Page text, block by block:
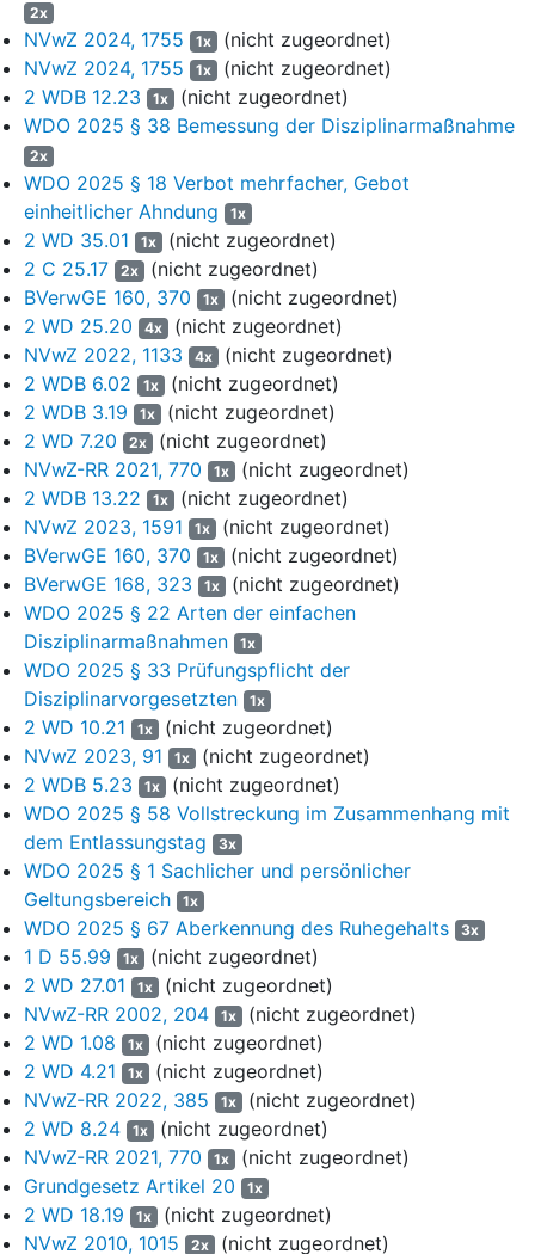
7
Die Äußerungen gemäß Anschuldigungspunkt 1 brächten
objektiv zum Ausdruck, dass er die Existenz der
Bundesrepublik Deutschland verneine. Nach Überzeugung der
Kammer seien sie von einer entsprechenden inneren
Überzeugung getragen. Soweit der frühere Soldat sie
vorgerichtlich als Ausfluss seines geschichtlichen Interesses
und seines Rechts als Staatsbürger, alles zu hinterfragen, zu
erklären versucht habe, sei dies unglaubhaft. Denn der Zeuge
Hauptmann d.R. A habe ohne Belastungseifer bekundet, dass
der frühere Soldat seine Äußerungen nicht habe zur
Diskussion stellen oder die Ansicht des Zeugen als Historiker
dazu habe einholen wollen. Ebenso wenig habe der frühere
Soldat sie interessehalber besprechen wollen oder sich
fragend an ihn gewandt. Die Äußerungen hätten seine Meinung
dargestellt. Es sei auch kein plausibler Grund ersichtlich,
weshalb ein Soldat, der geschworen habe, der Bundesrepublik
Deutschland treu zu dienen, gegenüber einem anderen
Soldaten solche Bemerkungen machen sollte, wenn er davon
nicht überzeugt sei. Es spreche nichts dafür, dass sie als
Provokation gemeint gewesen seien oder es sich um
einmalige, unüberlegte oder auf Unreife beruhende
Äußerungen gehandelt habe, durch die aus Naivität nur der
irrige Eindruck einer hohen Identifikation mit
verfassungswidrigem Gedankengut vermittelt worden sei. Der
frühere Soldat sei als Akademiker und Offizier in der Lage
gewesen, seine Äußerungen insbesondere im dienstlichen
Bereich reflektiert zu tätigen. Ein weiteres Indiz für seine
verfassungsfeindliche Einstellung seien seine Äußerungen
gemäß Anschuldigungspunkt 2. Die Anhaltspunkte für eine
Kongruenz von objektivem Erklärungswert und innerer
Einstellung seien so gewichtig, dass seinen vorgerichtlichen
Beteuerungen der Verfassungstreue nicht gefolgt werden
könne.
8
Ausgangspunkt der Zumessungserwägungen sei wegen
der verfassungsfeindlichen Gesinnung des früheren
Soldaten die Höchstmaßnahme. Davon sei auf der zweiten
Bemessungsstufe nicht abzuweichen. Der frühere Soldat sei
Vorgesetzter gewesen und habe als Offizier eine
herausgehobene Stellung gehabt. Die Verstöße seien
wiederholt und einschlägig gewesen. Das Dienstvergehen
habe nachteilige Auswirkungen auf den Dienstbetrieb gehabt,
weil der frühere Soldat wegen des deshalb verfügten
Dienstausübungsverbots seinem Dienstherrn drei Monate lang
nicht zur Verfügung gestanden habe. Da die Höchstmaßnahme
im Raum stehe, könnten seine soliden dienstlichen Leistungen
und die überlange Verfahrensdauer keine mildernde Wirkung
2x
NVwZ 2024, 1755 1x (nicht zugeordnet)
NVwZ 2024, 1755
1x (nicht zugeordnet)
2 WDB 12.23
1x (nicht zugeordnet)
WDO 2025 § 38 Bemessung der Disziplinarmaßnahme
2x
WDO 2025 § 18 Verbot mehrfacher, Gebot
einheitlicher Ahndung
1x
2 WD 35.01 1x (nicht zugeordnet)
2 C 25.17
2x (nicht zugeordnet)
BVerwGE 160, 370
1x (nicht zugeordnet)
2 WD 25.20
4x (nicht zugeordnet)
NVwZ 2022, 1133
4x (nicht zugeordnet)
2 WDB 6.02
1x (nicht zugeordnet)
2 WDB 3.19
1x (nicht zugeordnet)
2 WD 7.20
2x (nicht zugeordnet)
NVwZ-RR 2021, 770
1x (nicht zugeordnet)
2 WDB 13.22
1x (nicht zugeordnet)
NVwZ 2023, 1591
1x (nicht zugeordnet)
BVerwGE 160, 370
1x (nicht zugeordnet)
BVerwGE 168, 323
1x (nicht zugeordnet)
WDO 2025 § 22 Arten der einfachen
Disziplinarmaßnahmen
1x
WDO 2025 § 33 Prüfungspflicht der
Disziplinarvorgesetzten
1x
2 WD 10.21 1x (nicht zugeordnet)
NVwZ 2023, 91
1x (nicht zugeordnet)
2 WDB 5.23
1x (nicht zugeordnet)
WDO 2025 § 58 Vollstreckung im Zusammenhang mit
dem Entlassungstag
3x
WDO 2025 § 1 Sachlicher und persönlicher
Geltungsbereich
1x
WDO 2025 § 67 Aberkennung des Ruhegehalts 3x
1 D 55.99 1x (nicht zugeordnet)
2 WD 27.01
1x (nicht zugeordnet)
NVwZ-RR 2002, 204
1x (nicht zugeordnet)
2 WD 1.08
1x (nicht zugeordnet)
2 WD 4.21
1x (nicht zugeordnet)
NVwZ-RR 2022, 385
1x (nicht zugeordnet)
2 WD 8.24
1x (nicht zugeordnet)
NVwZ-RR 2021, 770
1x (nicht zugeordnet)
Grundgesetz Artikel 20
1x
2 WD 18.19 1x (nicht zugeordnet)
NVwZ 2010, 1015
2x (nicht zugeordnet)